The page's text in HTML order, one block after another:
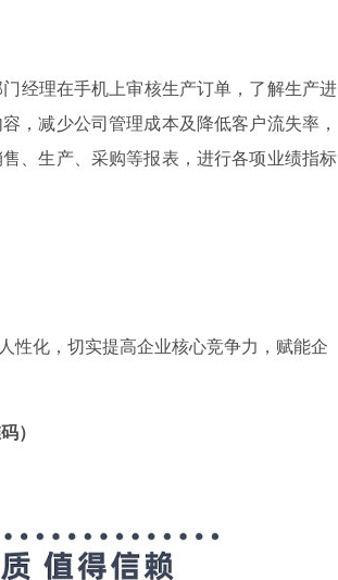
经理在手机上审核生产订单，了解生产进
，减少公司管理成本及降低客户流失率，
、生产、采购等报表，进行各项业绩指标
性化，切实提高企业核心竞争力，赋能企
）